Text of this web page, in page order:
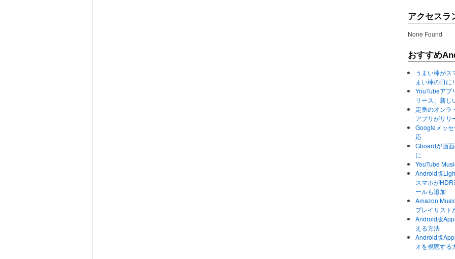
アクセスラ
None Found
おすすめ
うまい棒がス
まい棒の日に
YouTubeアプ
リース、新し
定番のオンラ
アプリがリリ
Googleメッ
応
Gboardが画
に
YouTube
Android版
スマホが
ールも追加
Amazon
プレイリスト
Android版
える方法
Android版
オを視聴する